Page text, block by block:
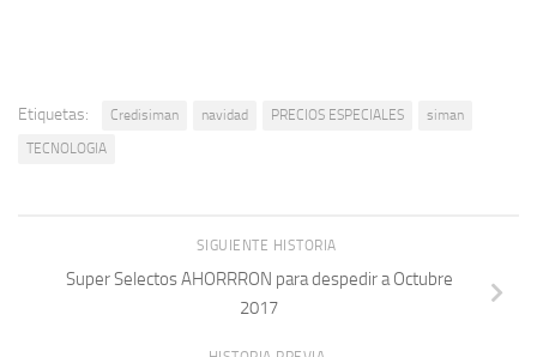
Etiquetas: Credisiman navidad PRECIOS ESPECIALES
siman
TECNOLOGIA
SIGUIENTE HISTORIA
Super Selectos AHORRRON para despedir a Octubre
2017